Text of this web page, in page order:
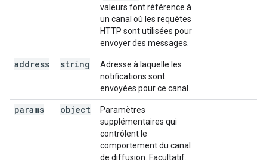
valeurs font référence à
un canal où les requêtes
HTTP sont utilisées pour
envoyer des messages.
address string
Adresse à laquelle les
notifications sont
envoyées pour ce canal.
params object
Paramètres
supplémentaires qui
contrôlent le
comportement du canal
de diffusion. Facultatif.